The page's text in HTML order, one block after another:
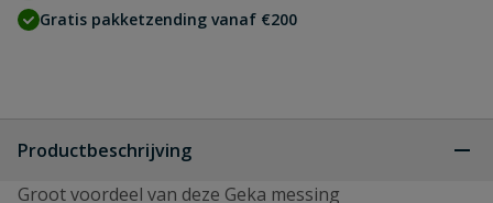
Gratis pakketzending vanaf €200
Productbeschrijving
Groot voordeel van deze Geka messing